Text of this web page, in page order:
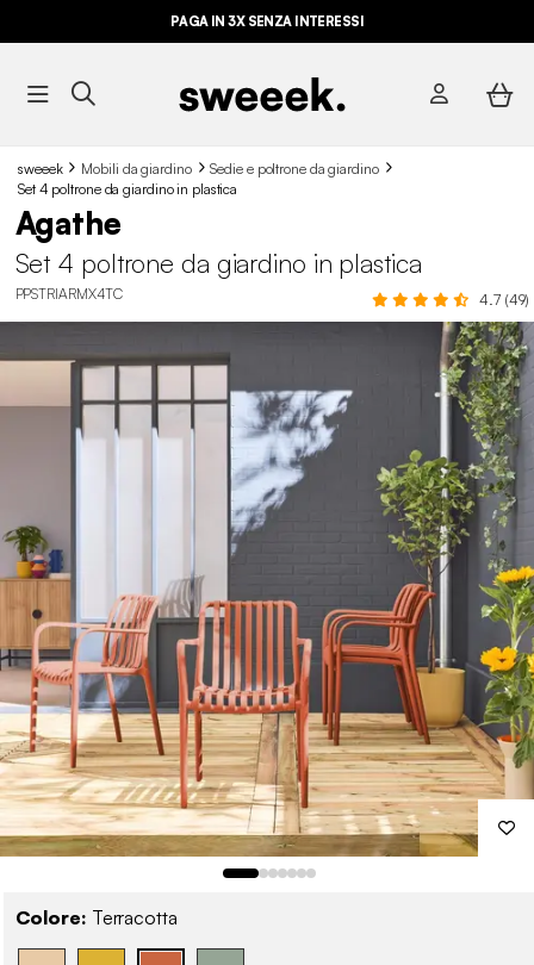
PAGA IN 3X SENZA INTERESSI
sweeek Mobili da giardino
Sedie e poltrone da giardino
Set 4 poltrone da giardino in plastica
Agathe
Set 4 poltrone da giardino in plastica
PPSTRIARMX4TC 4.7 (49)
Colore: Terracotta